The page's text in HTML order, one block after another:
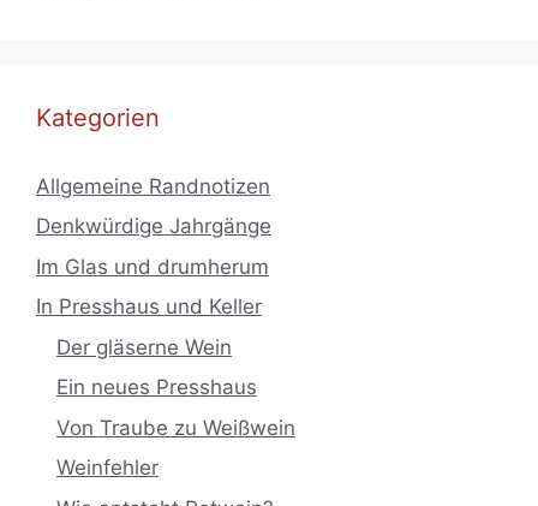
Kategorien
Allgemeine Randnotizen
Denkwürdige Jahrgänge
Im Glas und drumherum
In Presshaus und Keller
Der gläserne Wein
Ein neues Presshaus
Von Traube zu Weißwein
Weinfehler